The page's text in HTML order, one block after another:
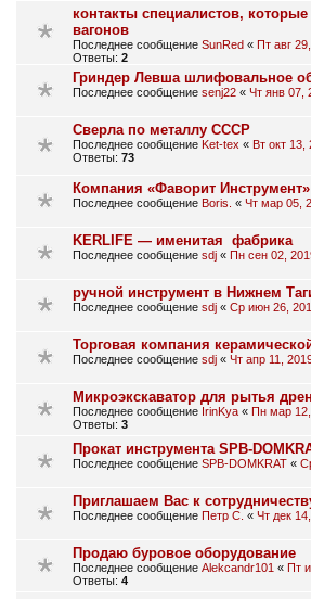
контакты специалистов,
вагонов
Последнее сообщение SunRed « Пт авг
Ответы: 2
Гриндер Левша шлифовальное
Последнее сообщение senj22 « Чт янв 07,
Сверла по металлу СССР
Последнее сообщение Ket-tex « Вт окт 13,
Ответы: 73
Компания «Фаворит Инструмент»
Последнее сообщение Boris. « Чт мар 05,
KERLIFE — именитая фабрика
Последнее сообщение sdj « Пн сен 02,
ручной инструмент в Нижнем
Последнее сообщение sdj « Ср июн 26,
Торговая компания
Последнее сообщение sdj « Чт апр 11,
Микроэкскаватор для рытья
Последнее сообщение IrinKya « Пн мар
Ответы: 3
Прокат инструмента SPB-
Последнее сообщение SPB-DOMKRAT «
Приглашаем Вас к
Последнее сообщение Петр С. « Чт дек
Продаю буровое оборудование
Последнее сообщение Alekcandr101 « Пт
Ответы: 4